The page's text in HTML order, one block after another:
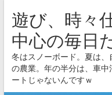
遊び、時々
中心の毎日
冬はスノーボード。夏は
の農業。年の半分は、車
ートじゃないんですｗ